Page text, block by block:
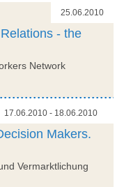
25.06.2010
- the
Network
17.06.2010 - 18.06.2010
Makers.
Vermarktlichung